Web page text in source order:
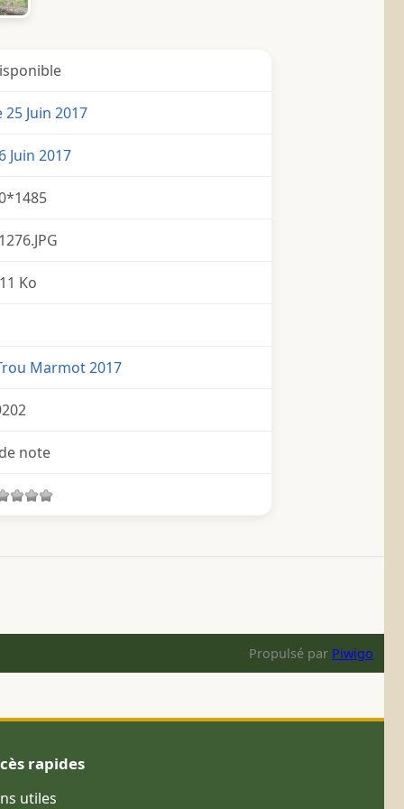
Juin 2017
Juin 2017
Ko
Marmot 2017
note
Propulsé par Piwigo
rapides
utiles